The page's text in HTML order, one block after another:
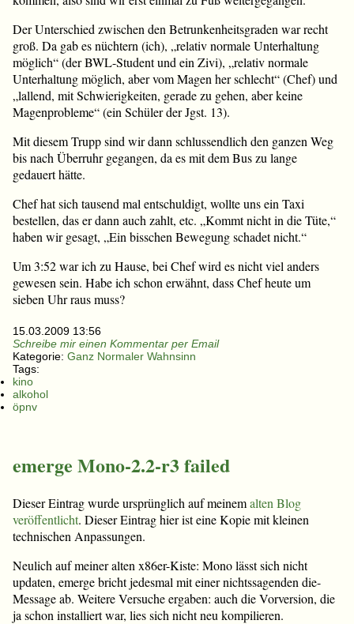
Der Unterschied zwischen den Betrunkenheitsgraden war recht
groß. Da gab es nüchtern (ich), „relativ normale Unterhaltung
möglich“ (der BWL-Student und ein Zivi), „relativ normale
Unterhaltung möglich, aber vom Magen her schlecht“ (Chef) und
„lallend, mit Schwierigkeiten, gerade zu gehen, aber keine
Magenprobleme“ (ein Schüler der Jgst. 13).
Mit diesem Trupp sind wir dann schlussendlich den ganzen Weg
bis nach Überruhr gegangen, da es mit dem Bus zu lange
gedauert hätte.
Chef hat sich tausend mal entschuldigt, wollte uns ein Taxi
bestellen, das er dann auch zahlt, etc. „Kommt nicht in die Tüte,“
haben wir gesagt, „Ein bisschen Bewegung schadet nicht.“
Um 3:52 war ich zu Hause, bei Chef wird es nicht viel anders
gewesen sein. Habe ich schon erwähnt, dass Chef heute um
sieben Uhr raus muss?
15.03.2009 13:56
Schreibe mir einen Kommentar per Email
Kategorie: Ganz Normaler Wahnsinn
Tags:
kino
alkohol
öpnv
emerge Mono-2.2-r3 failed
Dieser Eintrag wurde ursprünglich auf meinemalten Blog
veröffentlicht. Dieser Eintrag hier ist eine Kopie mit kleinen
technischen Anpassungen.
Neulich auf meiner alten x86er-Kiste: Mono lässt sich nicht
updaten, emerge bricht jedesmal mit einer nichtssagenden die-
Message ab. Weitere Versuche ergaben: auch die Vorversion, die
ja schon installiert war, lies sich nicht neu kompilieren.